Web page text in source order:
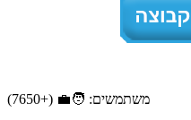
משתמשים: 🧑‍💼 (+7650)